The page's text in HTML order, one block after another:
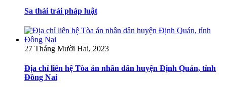
Sa thải trái pháp luật
27 Tháng Mười Hai, 2023
Địa chỉ liên hệ Tòa án nhân dân huyện Định Quán, tỉnh
Đồng Nai